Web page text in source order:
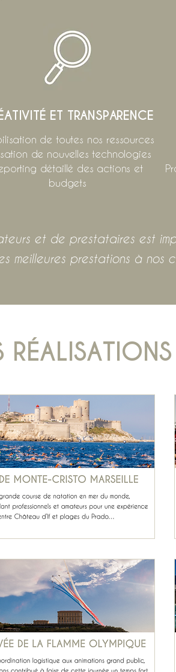
ET TRANSPARENCE
de toutes nos ressources
de nouvelles technologies
détaillé des actions et
budgets
et de prestataires est
meilleures prestations à nos
RÉALISATIONS